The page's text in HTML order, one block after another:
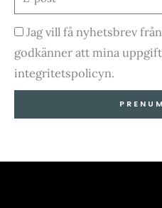
o
k
-
r
a
m
post
Godkännande
Jag vill få nyhetsbrev
godkänner att mina
integritetspolicyn.